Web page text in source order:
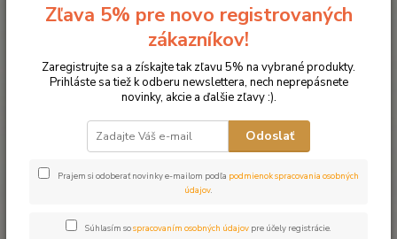
Doplnky výživy Tekuté extrakty z bylín
Tekutý bylinný extrakt
Proti červom
Tekutý bylinný extrakt Proti
červom
Zľava 5% pre novo registrovaných
zákazníkov!
Zaregistrujte sa a získajte tak zľavu 5% na vybrané produkty.
Prihláste sa tiež k odberu newslettera, nech neprepásnete
novinky, akcie a ďalšie zľavy :).
Odoslať
Prajem si odoberať novinky e-mailom podľa podmienok spracovania osobných
údajov.
Súhlasím sospracovaním osobných údajov pre účely registrácie.